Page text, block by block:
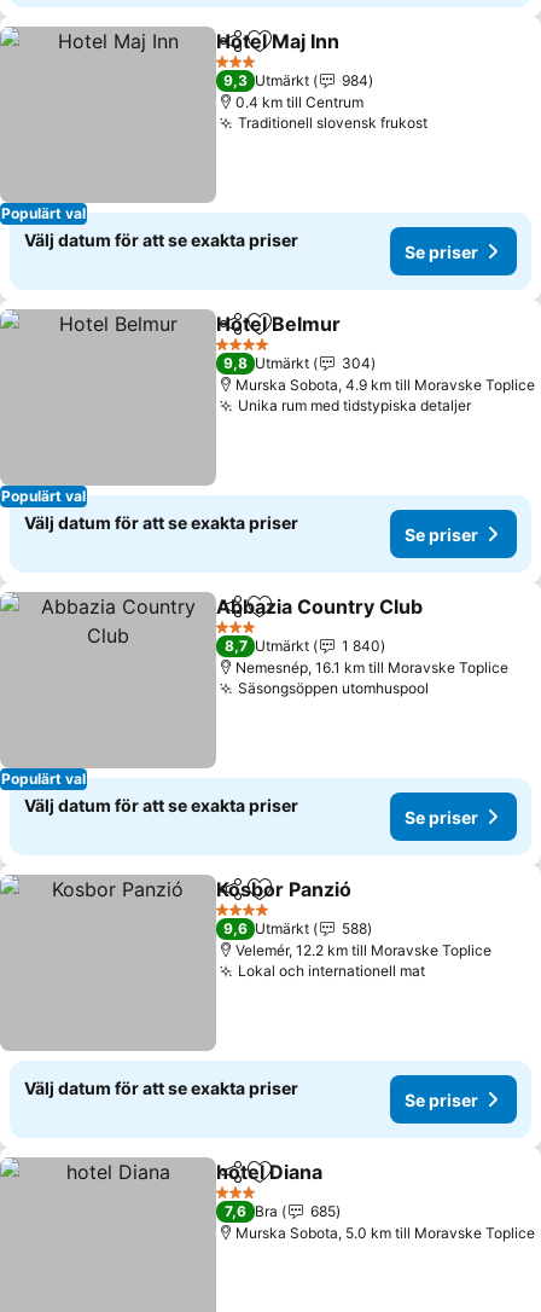
Populärt val
Dela Lägg till i Mina Favoriter
Hotel Maj Inn
3 Stjärnor
9,3 Utmärkt
984
0.4 km till Centrum
Traditionell slovensk frukostSe priser
Välj datum för att se exakta priser
Se priser
Populärt val
Dela Lägg till i Mina Favoriter
Hotel Belmur
4 Stjärnor
9,8 Utmärkt
304
Murska Sobota, 4.9 km till Moravske Toplice
Unika rum med tidstypiska detaljerSe
Välj datum för att se exakta priser
Se priser
Populärt val
Dela Lägg till i Mina Favoriter
Abbazia Country Club
3 Stjärnor
8,7 Utmärkt
1 840
Nemesnép, 16.1 km till Moravske Toplice
Säsongsöppen utomhuspool
Välj datum för att se exakta priser
Se priser
Dela Lägg till i Mina Favoriter
Kosbor Panzió
4 Stjärnor
9,6 Utmärkt
588
Velemér, 12.2 km till Moravske Toplice
Lokal och internationell matSe priser
Välj datum för att se exakta priser
Se priser
Dela Lägg till i Mina Favoriter
hotel Diana
3 Stjärnor
7,6 Bra
685
Murska Sobota, 5.0 km till Moravske Toplice